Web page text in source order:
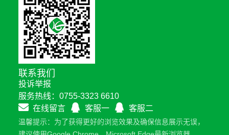
联系我们
投诉举报
服务热线：0755-3323 6610
在线留言
客服一 客服二
温馨提示：为了获得更好的浏览效果及确保信息展示无误，